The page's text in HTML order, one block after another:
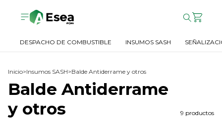
DESPACHO DE COMBUSTIBLE INSUMOS SASH
Inicio>Insumos SASH>Balde Antiderrame y otros
Balde Antiderrame
y otros
9 productos